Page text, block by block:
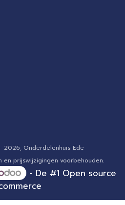
Onderdelenhuis Ede
en prijswijzigingen voorbehouden.
- De #1 Open source